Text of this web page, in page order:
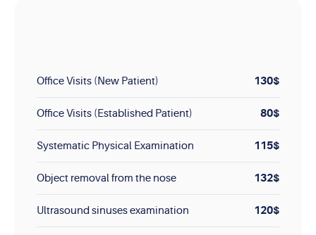
Office Visits (New Patient) 130$
Office Visits (Established Patient) 80$
Systematic Physical Examination 115$
Object removal from the nose 132$
Ultrasound sinuses examination 120$